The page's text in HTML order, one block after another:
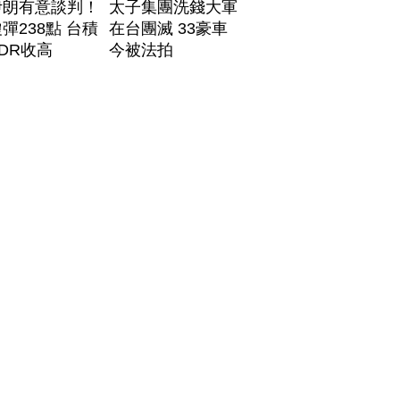
有意談判！
238點 台積
收高
太子集團洗錢大軍
在台團滅 33豪車
今被法拍